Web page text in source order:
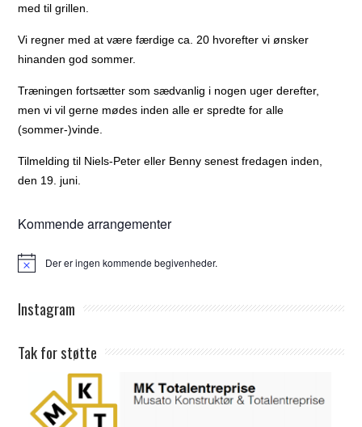
med til grillen.
Vi regner med at være færdige ca. 20 hvorefter vi ønsker
hinanden god sommer.
Træningen fortsætter som sædvanlig i nogen uger derefter,
men vi vil gerne mødes inden alle er spredte for alle
(sommer-)vinde.
Tilmelding til Niels-Peter eller Benny senest fredagen inden,
den 19. juni.
Kommende arrangementer
Notice Der er ingen kommende begivenheder.
Instagram
Tak for støtte